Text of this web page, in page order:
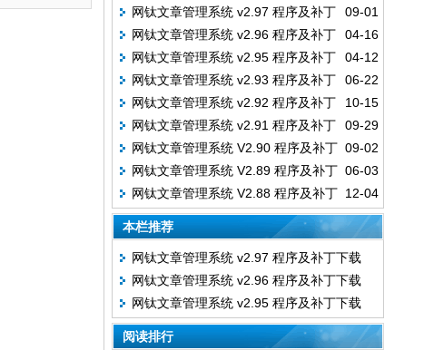
版） 免费版 v2.97 资源下载
09-01
网钛文章管理系统 v2.97 程序及补丁
下载
04-16
网钛文章管理系统 v2.96 程序及补丁
下载
04-12
网钛文章管理系统 v2.95 程序及补丁
下载
06-22
网钛文章管理系统 v2.93 程序及补丁
下载
10-15
网钛文章管理系统 v2.92 程序及补丁
下载
09-29
网钛文章管理系统 v2.91 程序及补丁
下载
09-02
网钛文章管理系统 V2.90 程序及补丁
下载
06-03
网钛文章管理系统 V2.89 程序及补丁
下载
12-04
网钛文章管理系统 V2.88 程序及补丁
下载
本栏推荐
网钛文章管理系统 v2.97 程序及补丁下载
网钛文章管理系统 v2.96 程序及补丁下载
网钛文章管理系统 v2.95 程序及补丁下载
阅读排行